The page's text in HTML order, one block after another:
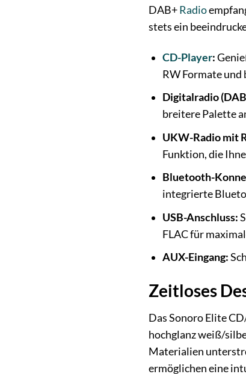
DAB+Radio
stets ein
CD-Player:
RW Formate
Digitalradio
breitere Palette
UKW-Radio mit
Funktion, die
Bluetooth-
integrierte
USB-Anschluss:
FLAC für
AUX-Eingang:
Zeitloses
Das Sonoro Elite
hochglanz weiß/
Materialien
ermöglichen eine